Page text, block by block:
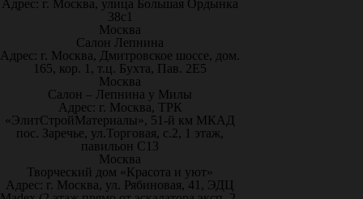
Адрес: г. Москва, улица Большая Ордынка
38с1
Москва
Салон Лепнина
Адрес: г. Москва, Дмитровское шоссе, дом.
165, кор. 1, т.ц. Бухта, Пав. 2Е5
Москва
Салон – Лепнина у Милы
Адрес: г. Москва, ТРК
«ЭлитСтройМатериалы», 51-й км МКАД
пос. Заречье, ул.Торговая, с.2, 1 этаж,
павильон С13
Москва
Творческий дом «Красота и уют»
Адрес: г. Москва, ул. Рябиновая, 41, ЭДЦ